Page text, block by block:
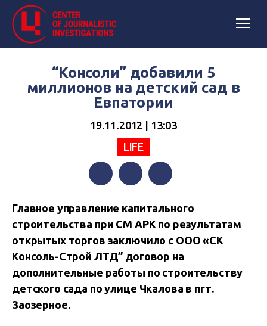
“Консоли” добавили 5
миллионов на детский сад в
Евпатории
19.11.2012 | 13:03
LIFE
Главное управление капитального
строительства при СМ АРК по результатам
открытых торгов заключило с ООО «СК
Консоль-Строй ЛТД” договор на
дополнительные работы по строительству
детского сада по улице Чкалова в пгт.
Заозерное.